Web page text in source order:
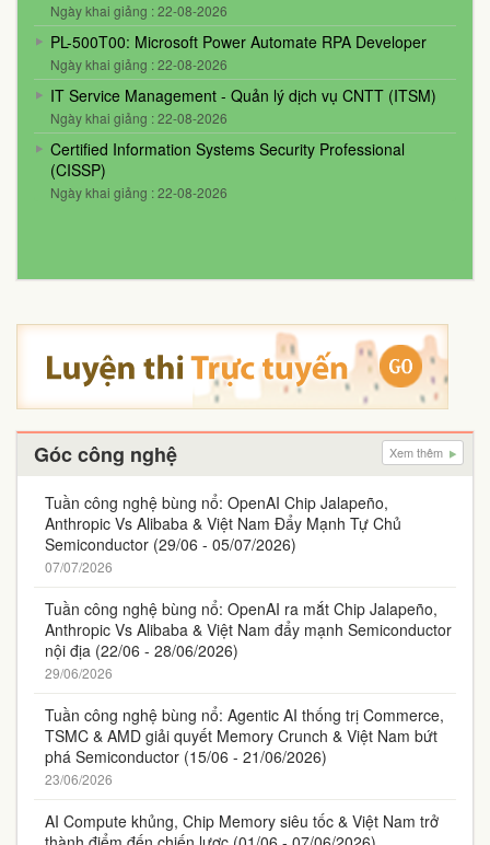
Ngày khai giảng : 22-08-2026
PL-500T00: Microsoft Power Automate RPA Developer
Ngày khai giảng : 22-08-2026
IT Service Management - Quản lý dịch vụ CNTT (ITSM)
Ngày khai giảng : 22-08-2026
Certified Information Systems Security Professional
(CISSP)
Ngày khai giảng : 22-08-2026
Góc công nghệ Xem thêm
Tuần công nghệ bùng nổ: OpenAI Chip Jalapeño,
Anthropic Vs Alibaba & Việt Nam Đẩy Mạnh Tự Chủ
Semiconductor (29/06 - 05/07/2026)
07/07/2026
Tuần công nghệ bùng nổ: OpenAI ra mắt Chip Jalapeño,
Anthropic Vs Alibaba & Việt Nam đẩy mạnh Semiconductor
nội địa (22/06 - 28/06/2026)
29/06/2026
Tuần công nghệ bùng nổ: Agentic AI thống trị Commerce,
TSMC & AMD giải quyết Memory Crunch & Việt Nam bứt
phá Semiconductor (15/06 - 21/06/2026)
23/06/2026
AI Compute khủng, Chip Memory siêu tốc & Việt Nam trở